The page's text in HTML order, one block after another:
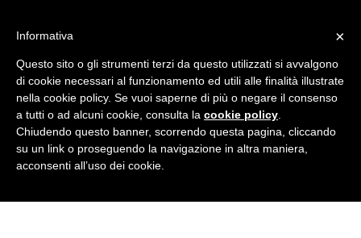
Il Blog del Garden Club di Bologna
×
Informativa
Questo sito o gli strumenti terzi da questo utilizzati si avvalgono
di cookie necessari al funzionamento ed utili alle finalità illustrate
nella cookie policy. Se vuoi saperne di più o negare il consenso
a tutti o ad alcuni cookie, consulta la cookie policy
Chiudendo questo banner, scorrendo questa pagina, cliccando
su un link o proseguendo la navigazione in altra maniera,
acconsenti all’uso dei cookie.